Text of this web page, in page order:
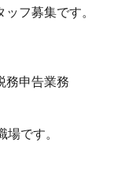
フ募集です。
務申告業務
です。